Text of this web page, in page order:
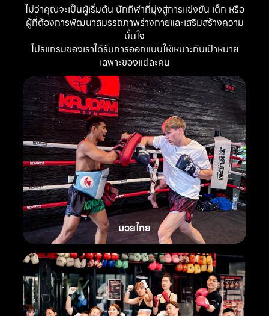
ไม่ว่าคุณจะเป็นผู้เริ่มต้น นักกีฬาที่มุ่งสู่การแข่งขัน เด็ก หรือ
ผู้ที่ต้องการพัฒนาสมรรถภาพร่างกายและเสริมสร้างความ
มั่นใจ
โปรแกรมของเราได้รับการออกแบบให้เหมาะกับเป้าหมาย
เฉพาะของแต่ละคน
มวยไทย